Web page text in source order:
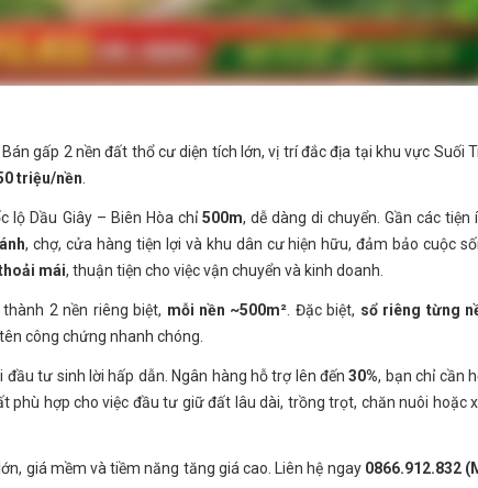
Bán gấp 2 nền đất thổ cư diện tích lớn, vị trí đắc địa tại khu vực Suối
triệu/nền
lộ Dầu Giây – Biên Hòa chỉ500m, dễ dàng di chuyển. Gần các tiện
, chợ, cửa hàng tiện lợi và khu dân cư hiện hữu, đảm bảo cuộc
mái, thuận tiện cho việc vận chuyển và kinh doanh.
2 nền riêng biệt, mỗi nền ~500m² . Đặc biệt, sổ riêng từng
công chứng nhanh chóng.
đầu tư sinh lời hấp dẫn. Ngân hàng hỗ trợ lên đến30%, bạn chỉ cần
phù hợp cho việc đầu tư giữ đất lâu dài, trồng trọt, chăn nuôi hoặc
giá mềm và tiềm năng tăng giá cao. Liên hệ ngay 0866.912.832